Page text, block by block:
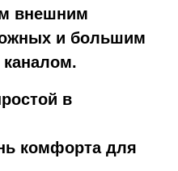
внешним
и большим
в
комфорта для